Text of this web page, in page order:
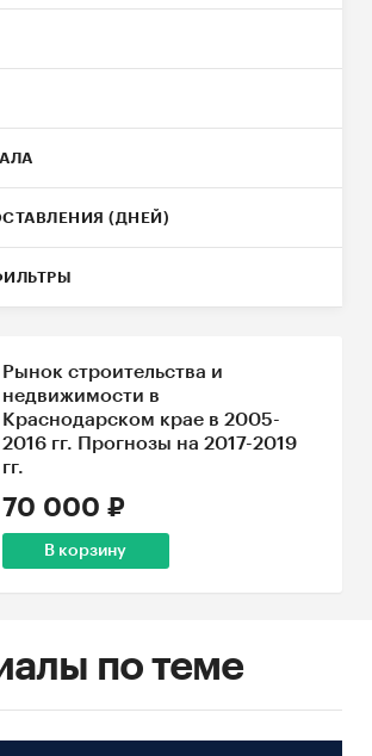
(ДНЕЙ)
Рынок строительства и
недвижимости в
Краснодарском крае в 2005-
2016 гг. Прогнозы на 2017-2019
гг.
70 000 ₽
В корзину
по теме